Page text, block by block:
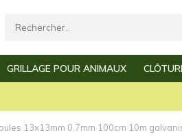
GRILLAGE POUR ANIMAUX
Grillage de vollière
rapide Service
13x13mm 0,7mm 100cm 10m